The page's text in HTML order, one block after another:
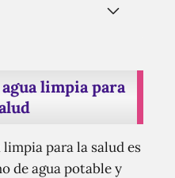
limpia para
para la salud es
de agua potable y